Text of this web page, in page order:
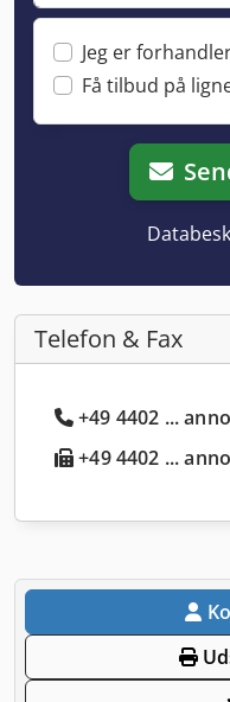
Jeg er
Få tilbud på
Telefon & Fax
+49 4402 ...
+49 4402 ...